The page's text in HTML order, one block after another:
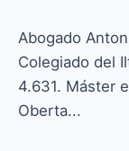
Abogado
Colegiado del
4.631. Máster
Oberta...